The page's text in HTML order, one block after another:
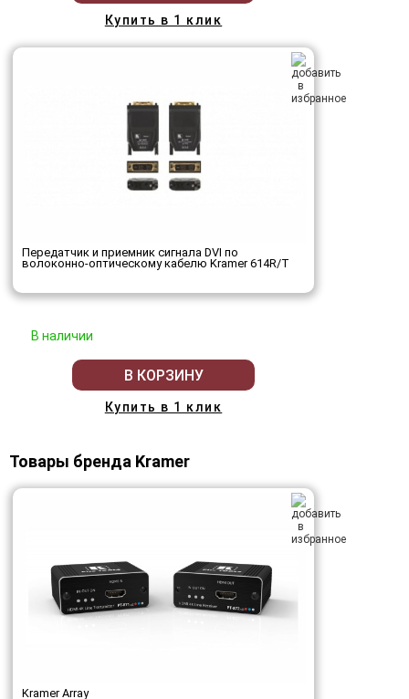
Купить в 1 клик
Передатчик и приемник сигнала DVI по
волоконно-оптическому кабелю Kramer 614R/T
В наличии
В КОРЗИНУ
Купить в 1 клик
Товары бренда Kramer
Kramer Array